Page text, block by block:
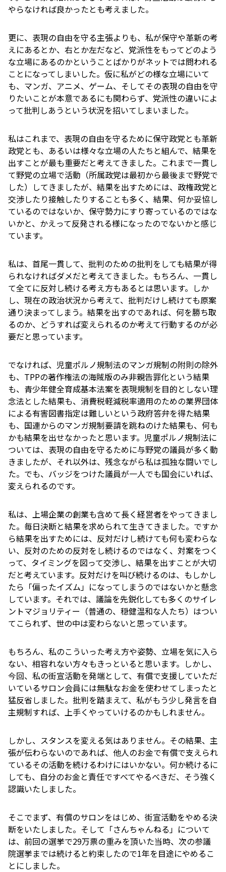
やらなければ良かったとも考えました。
更に、表現の自由を守る主張よりも、私が保守や革新の考
えにあるとか、右とか左だなど、党派性をもってどのよう
な立場にあるのかということばかりがネットでは問われる
ことになってしまいした。仮に私がどの様な立場にいて
も、マンガ、アニメ、ゲーム、そしてその表現の自由を守
りたいことが本意であるにも関わらず、党派性の違いによ
って批判しあうという状況を招いてしまいました。
私はこれまで、表現の自由を守るために保守政党とも革新
政党とも、あるいは様々な立場の人たちと組んで、結果を
出すことが最も重要だと考えてきました。これまで一貫し
て野党の立場で活動（所属政党は最初から最後まで野党で
した）してきましたが、結果を出すためには、政権政党と
交渉したり接触したりすることも多く、結果、何か妥協し
ているのではないか、保守勢力にすり寄っているのではな
いかと、かえって反発される様になったのでないかと感じ
ています。
私は、首尾一貫して、批判のための批判をしても結果が得
られなければダメだと考えてきました。もちろん、一貫し
て全てに反対し続ける考え方もあるとは思います。しか
し、現在の政治状況から考えて、批判だけし続けても原案
通り決まってしまう。結果を出すのであれば、何を勝ち取
るのか、どうすれば変えられるのか考えて行動するのが必
要だと思っています。
でなければ、児童ポルノ規制法のマンガ規制の附則の除外
も、TPPの著作権法の海賊版のみ非親告罪化という結果
も、青少年健全育成基本法案を表現規制を目的としない理
念法とした結果も、消費税軽減税率適用のための業界団体
による有害図書指定は難しいという政府答弁を得た結果
も、国連からのマンガ規制要請を跳ねのけた結果も、何も
かも結果を出せなかったと思います。児童ポルノ規制法に
ついては、表現の自由を守るために与野党の議員が多く動
きましたが、それ以外は、残念ながら私は孤独な闘いでし
た。でも、バッジをつけた議員が一人でも国会にいれば、
変えられるのです。
私は、上場企業の創業も含めて長く経営者をやってきまし
た。毎日決断と結果を求められて生きてきました。ですか
ら結果を出すためには、反対だけし続けても何も変わらな
い、反対のための反対をし続けるのではなく、対案をつく
って、タイミングを図って交渉し、結果を出すことが大切
だと考えています。反対だけを叫び続けるのは、もしかし
たら「偏ったイズム」になってしまうのではないかと懸念
しています。それでは、議論を先鋭化しても多くのサイレ
ントマジョリティー（普通の、穏健温和な人たち）はつい
てこられず、世の中は変わらないと思っています。
もちろん、私のこういった考え方や姿勢、立場を気に入ら
ない、相容れない方々もきっといると思います。しかし、
今回、私の街宣活動を発端として、有償で支援していただ
いているサロン会員には無駄なお金を使わせてしまったと
猛反省しました。批判を踏まえて、私がもう少し発言を自
主規制すれば、上手くやっていけるのかもしれません。
しかし、スタンスを変える気はありません。その結果、主
張が伝わらないのであれば、他人のお金で有償で支えられ
ているその活動を続けるわけにはいかない。何か続けるに
しても、自分のお金と責任ですべてやるべきだ、そう強く
認識いたしました。
そこでまず、有償のサロンをはじめ、街宣活動をやめる決
断をいたしました。そして「さんちゃんねる」について
は、前回の選挙で29万票の重みを頂いた当時、次の参議
院選挙までは続けると約束したので1年を目途にやめるこ
とにしました。